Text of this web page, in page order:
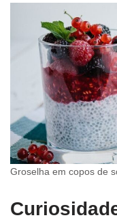
Groselha em copos de